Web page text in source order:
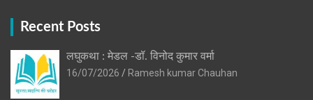
Recent Posts
लघुकथा : मेडल -डॉ. विनोद कुमार वर्मा
16/07/2026
Ramesh kumar Chauhan